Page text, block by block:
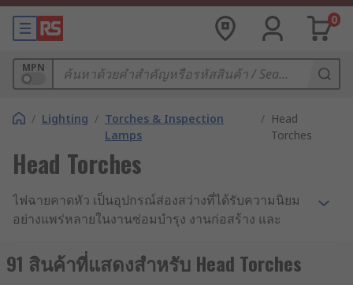
0
MPN
/ Lighting / Torches & Inspection
Lamps
/ Head
Torches
Head Torches
ไฟฉายคาดหัว เป็นอุปกรณ์ส่องสว่างที่ได้รับความนิยม
อย่างแพร่หลายในงานซ่อมบำรุง งานก่อสร้าง และ
อย่างคล่องตัว โดยไม่ต้องถือไฟฉายในมือ อีกทั้งยัง
สามารถปรับทิศทางของแสงได้ตามการเคลื่อนไหวของ
91 สินค้าที่แสดงสำหรับ Head Torches